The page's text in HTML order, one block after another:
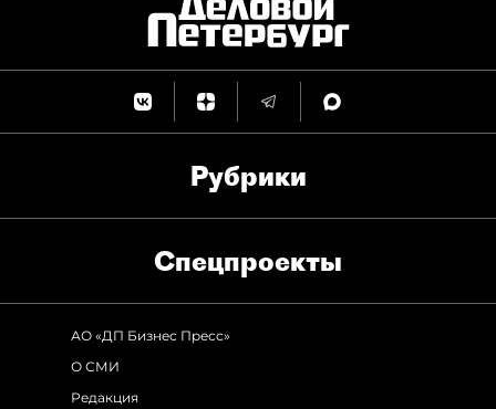
Рубрики
Спец­проекты
АО «ДП Бизнес Пресс»
О СМИ
Редакция